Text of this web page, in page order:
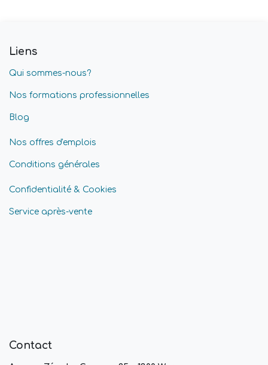
Liens
Qui sommes-nous?
Nos formations professionnelles
Blog
Nos offres d'emplois
Conditions générales
Confidentialité & Cookies
Service après-vente
Contact